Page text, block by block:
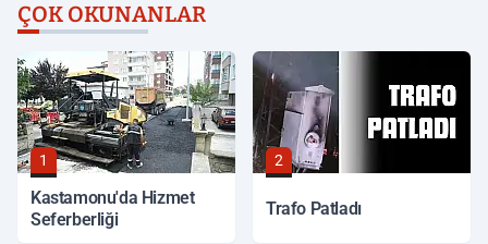
ÇOK OKUNANLAR
1
Kastamonu'da Hizmet
Seferberliği
2
Trafo Patladı